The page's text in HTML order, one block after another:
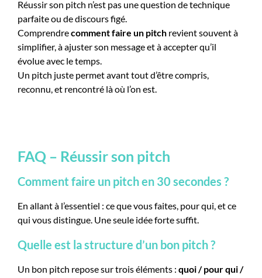
Réussir son pitch n’est pas une question de technique
parfaite ou de discours figé.
Comprendrecomment faire un pitch revient souvent à
simplifier, à ajuster son message et à accepter qu’il
évolue avec le temps.
Un pitch juste permet avant tout d’être compris,
reconnu, et rencontré là où l’on est.
FAQ – Réussir son pitch
Comment faire un pitch en 30 secondes ?
En allant à l’essentiel : ce que vous faites, pour qui, et ce
qui vous distingue. Une seule idée forte suffit.
Quelle est la structure d’un bon pitch ?
Un bon pitch repose sur trois éléments : quoi / pour qui /